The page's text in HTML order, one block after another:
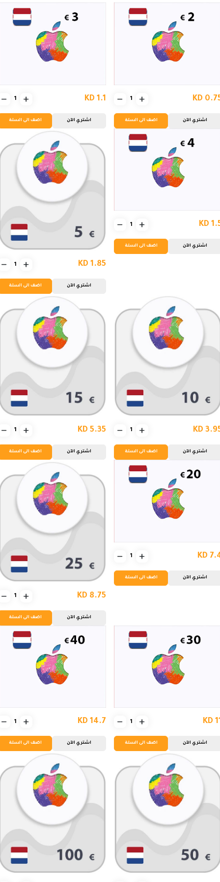
KD
اشتري الآن اضف الى السلة
KD 1.1
اشتري الآن اضف الى السلة
KD
اشتري الآن اضف الى السلة
KD 1.85
اشتري الآن اضف الى السلة
KD
اشتري الآن اضف الى السلة
KD 5.35
اشتري الآن اضف الى السلة
KD
اشتري الآن اضف الى السلة
KD 8.75
اشتري الآن اضف الى السلة
KD
اشتري الآن اضف الى السلة
KD 14.7
اشتري الآن اضف الى السلة